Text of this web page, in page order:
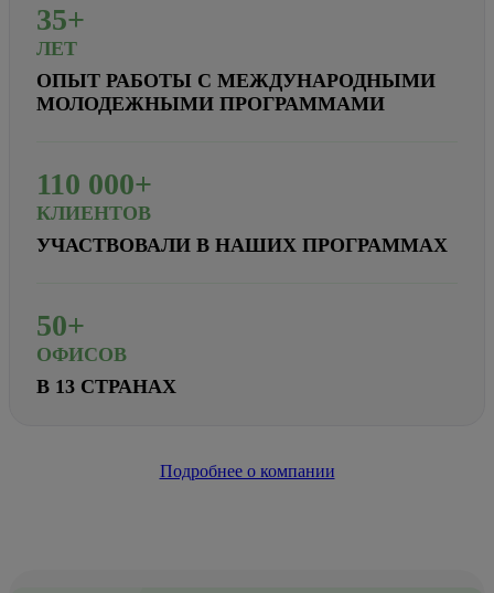
35+
ЛЕТ
ОПЫТ РАБОТЫ С МЕЖДУНАРОДНЫМИ
МОЛОДЕЖНЫМИ ПРОГРАММАМИ
110 000+
КЛИЕНТОВ
УЧАСТВОВАЛИ В НАШИХ ПРОГРАММАХ
50+
ОФИСОВ
В 13 СТРАНАХ
Подробнее о компании